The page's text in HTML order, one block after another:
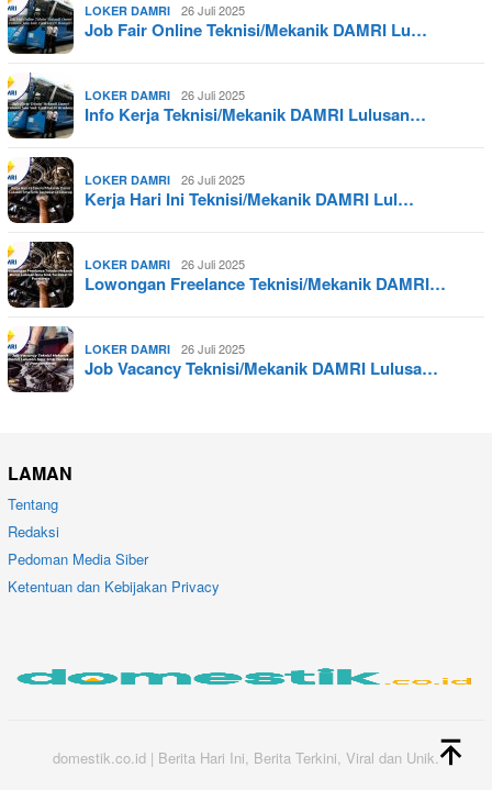
LOKER DAMRI 26 Juli 2025
Job Fair Online Teknisi/Mekanik DAMRI Lu…
LOKER DAMRI 26 Juli 2025
Info Kerja Teknisi/Mekanik DAMRI Lulusan…
LOKER DAMRI 26 Juli 2025
Kerja Hari Ini Teknisi/Mekanik DAMRI Lul…
LOKER DAMRI 26 Juli 2025
Lowongan Freelance Teknisi/Mekanik DAMRI…
LOKER DAMRI 26 Juli 2025
Job Vacancy Teknisi/Mekanik DAMRI Lulusa…
LAMAN
Tentang
Redaksi
Pedoman Media Siber
Ketentuan dan Kebijakan Privacy
domestik.co.id | Berita Hari Ini, Berita Terkini, Viral dan Unik.